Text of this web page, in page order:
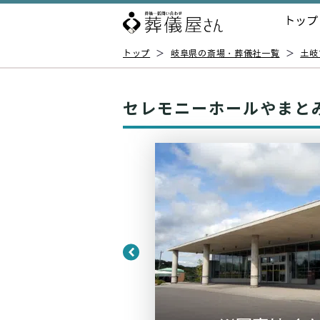
トップ
トップ ＞ 岐阜県の斎場・葬儀社一覧 ＞ 土
セレモニーホールやまと